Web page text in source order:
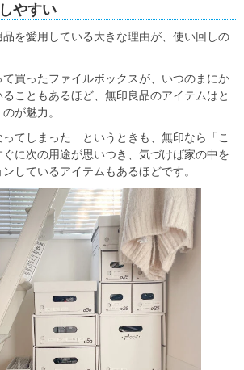
やすい
を愛用している大きな理由が、使い回しの
買ったファイルボックスが、いつのまにか
こともあるほど、無印良品のアイテムはと
が魅力。
てしまった…というときも、無印なら「こ
に次の用途が思いつき、気づけば家の中を
しているアイテムもあるほどです。